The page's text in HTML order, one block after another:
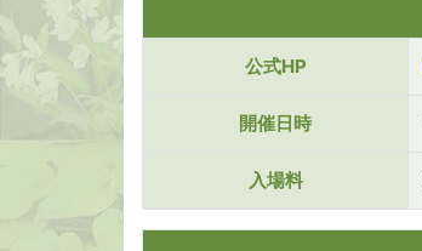
公式HP
開催日時
入場料